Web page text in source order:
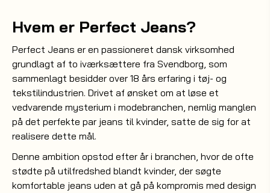
Hvem er Perfect Jeans?
Perfect Jeans er en passioneret dansk virksomhed
grundlagt af to iværksættere fra Svendborg, som
sammenlagt besidder over 18 års erfaring i tøj- og
tekstilindustrien. Drivet af ønsket om at løse et
vedvarende mysterium i modebranchen, nemlig manglen
på det perfekte par jeans til kvinder, satte de sig for at
realisere dette mål.
Denne ambition opstod efter år i branchen, hvor de ofte
stødte på utilfredshed blandt kvinder, der søgte
komfortable jeans uden at gå på kompromis med design